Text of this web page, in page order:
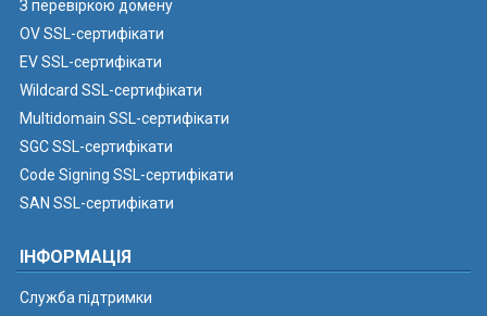
З перевіркою домену
OV SSL-сертифікати
EV SSL-сертифікати
Wildcard SSL-сертифікати
Multidomain SSL-сертифікати
SGC SSL-сертифікати
Code Signing SSL-сертифікати
SAN SSL-сертифікати
ІНФОРМАЦІЯ
Служба підтримки